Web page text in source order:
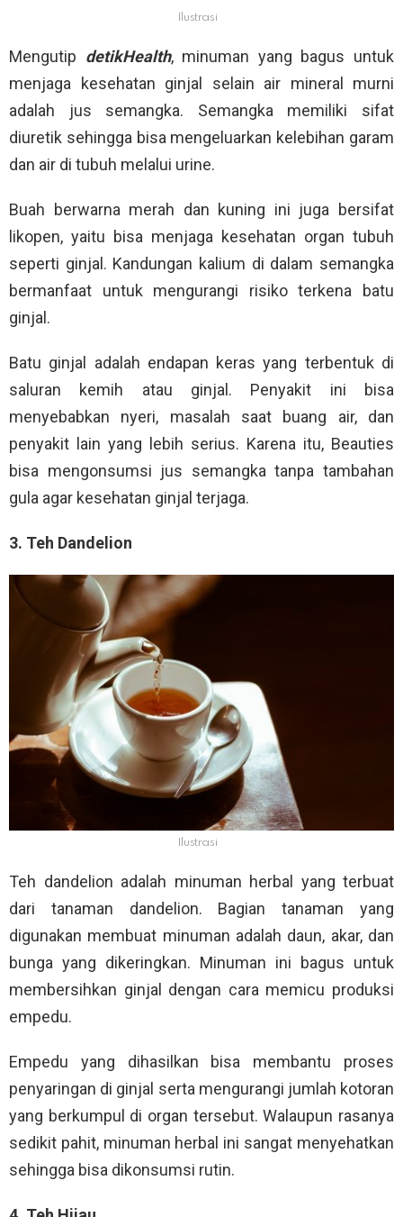
Ilustrasi
Mengutip detikHealth, minuman yang bagus untuk
menjaga kesehatan ginjal selain air mineral murni
adalah jus semangka. Semangka memiliki sifat
diuretik sehingga bisa mengeluarkan kelebihan garam
dan air di tubuh melalui urine.
Buah berwarna merah dan kuning ini juga bersifat
likopen, yaitu bisa menjaga kesehatan organ tubuh
seperti ginjal. Kandungan kalium di dalam semangka
bermanfaat untuk mengurangi risiko terkena batu
ginjal.
Batu ginjal adalah endapan keras yang terbentuk di
saluran kemih atau ginjal. Penyakit ini bisa
menyebabkan nyeri, masalah saat buang air, dan
penyakit lain yang lebih serius. Karena itu, Beauties
bisa mengonsumsi jus semangka tanpa tambahan
gula agar kesehatan ginjal terjaga.
3. Teh Dandelion
Ilustrasi
Teh dandelion adalah minuman herbal yang terbuat
dari tanaman dandelion. Bagian tanaman yang
digunakan membuat minuman adalah daun, akar, dan
bunga yang dikeringkan. Minuman ini bagus untuk
membersihkan ginjal dengan cara memicu produksi
empedu.
Empedu yang dihasilkan bisa membantu proses
penyaringan di ginjal serta mengurangi jumlah kotoran
yang berkumpul di organ tersebut. Walaupun rasanya
sedikit pahit, minuman herbal ini sangat menyehatkan
sehingga bisa dikonsumsi rutin.